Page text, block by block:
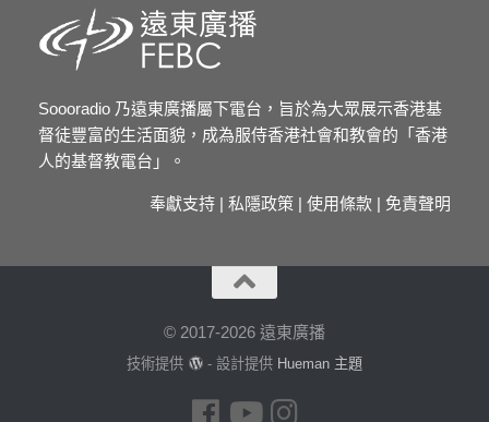
Soooradio 乃遠東廣播屬下電台，旨於為大眾展示香港基
督徒豐富的生活面貌，成為服侍香港社會和教會的「香港
人的基督教電台」。
奉獻支持 | 私隱政策 | 使用條款 | 免責聲明
© 2017-2026 遠東廣播
技術提供 - 設計提供 Hueman 主題